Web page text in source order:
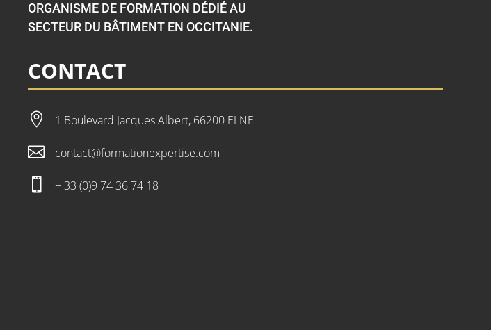
ORGANISME DE FORMATION DÉDIÉ AU
SECTEUR DU BÂTIMENT EN OCCITANIE.
CONTACT
 1 Boulevard Jacques Albert, 66200 ELNE
 contact@formationexpertise.com
 + 33 (0)9 74 36 74 18